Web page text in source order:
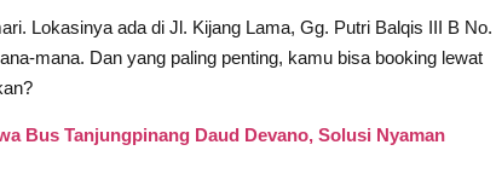
Lokasinya ada di Jl. Kijang Lama, Gg. Putri Balqis III B No.
mana. Dan yang paling penting, kamu bisa booking lewat
Bus Tanjungpinang Daud Devano, Solusi Nyaman